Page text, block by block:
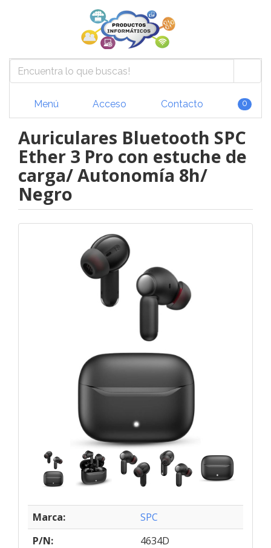
Menú Acceso Contacto 0
Auriculares Bluetooth SPC
Ether 3 Pro con estuche de
carga/ Autonomía 8h/
Negro
Marca:
SPC
P/N:
4634D